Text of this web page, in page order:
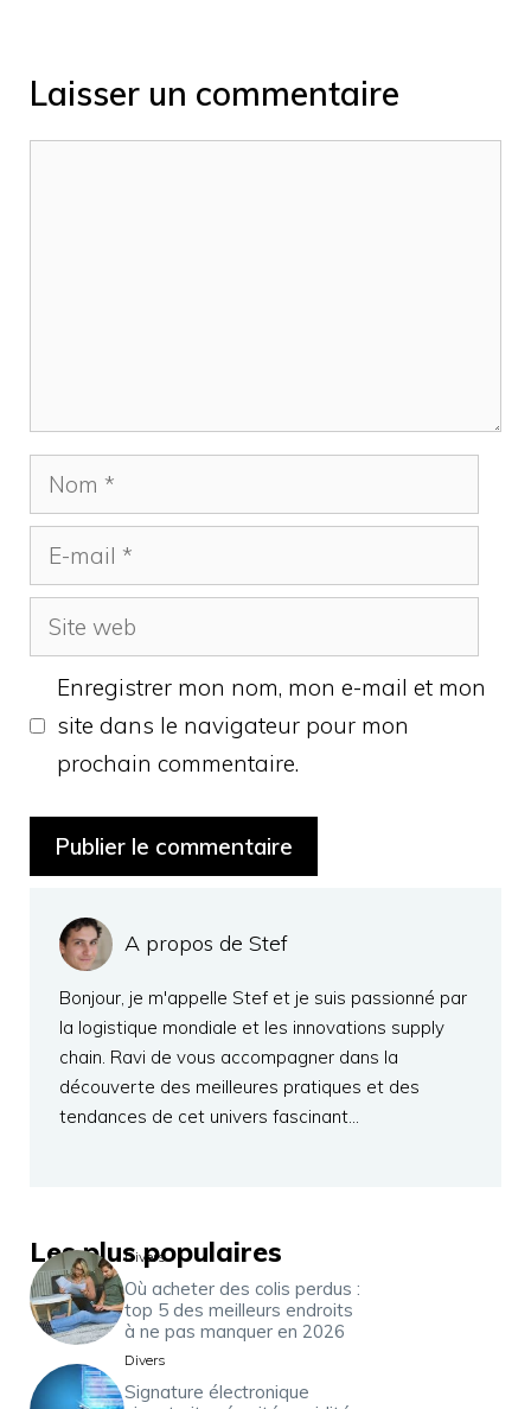
Laisser un commentaire
Nom
mail
Site
web
Enregistrer mon nom, mon e-mail et mon
site dans le navigateur pour mon
prochain commentaire.
A propos de Stef
Bonjour, je m'appelle Stef et je suis passionné par
la logistique mondiale et les innovations supply
chain. Ravi de vous accompagner dans la
découverte des meilleures pratiques et des
tendances de cet univers fascinant…
Les plus populaires
Divers
Où acheter des colis perdus :
top 5 des meilleurs endroits
à ne pas manquer en 2026
Divers
Signature électronique